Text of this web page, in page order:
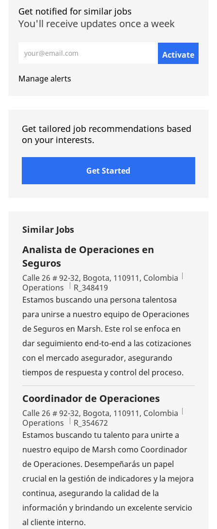
Get notified for similar jobs
You'll receive updates once a week
Activate
Manage alerts
Get tailored job recommendations based
on your interests.
Get Started
Similar Jobs
Analista de Operaciones en
Seguros
Location
Calle 26 # 92-32, Bogota, 110911, Colombia
Category
Operations Job Id
R_348419
Estamos buscando una persona talentosa
para unirse a nuestro equipo de Operaciones
de Seguros en Marsh. Este rol se enfoca en
dar seguimiento end-to-end a las cotizaciones
con el mercado asegurador, asegurando
tiempos de respuesta y control del proceso.
Coordinador de Operaciones
Location
Calle 26 # 92-32, Bogota, 110911, Colombia
Category
Operations Job Id
R_354672
Estamos buscando tu talento para unirte a
nuestro equipo de Marsh como Coordinador
de Operaciones. Desempeñarás un papel
crucial en la gestión de indicadores y la mejora
continua, asegurando la calidad de la
información y brindando un excelente servicio
al cliente interno.